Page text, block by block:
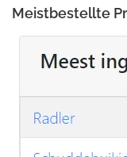
Meistbestellte